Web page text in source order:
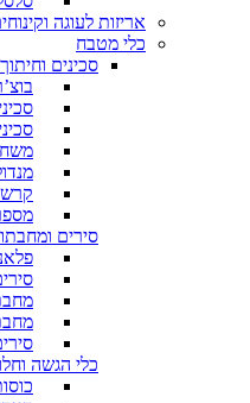
אריזות לעוגה
כלי מטבח
סכינים וחיתוך
סירים
כלי הגשה